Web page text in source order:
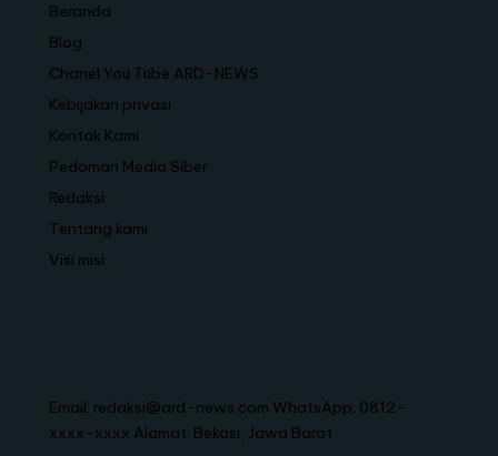
Beranda
Blog
Chanel You Tube ARD-NEWS
Kebijakan privasi
Kontak Kami
Pedoman Media Siber
Redaksi
Tentang kami
Visi misi
Email: redaksi@ard-news.com WhatsApp: 0812-
xxxx-xxxx Alamat: Bekasi, Jawa Barat